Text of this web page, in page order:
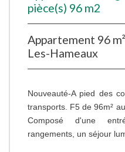
pièce(s) 96 m2
Appartement 96
Les-Hameaux
Nouveauté-A pied des
transports. F5 de 96m²
Composé d'une
rangements, un séjour